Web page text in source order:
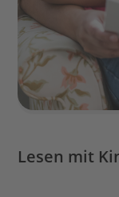
Lesen mit